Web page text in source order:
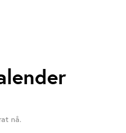
nå.